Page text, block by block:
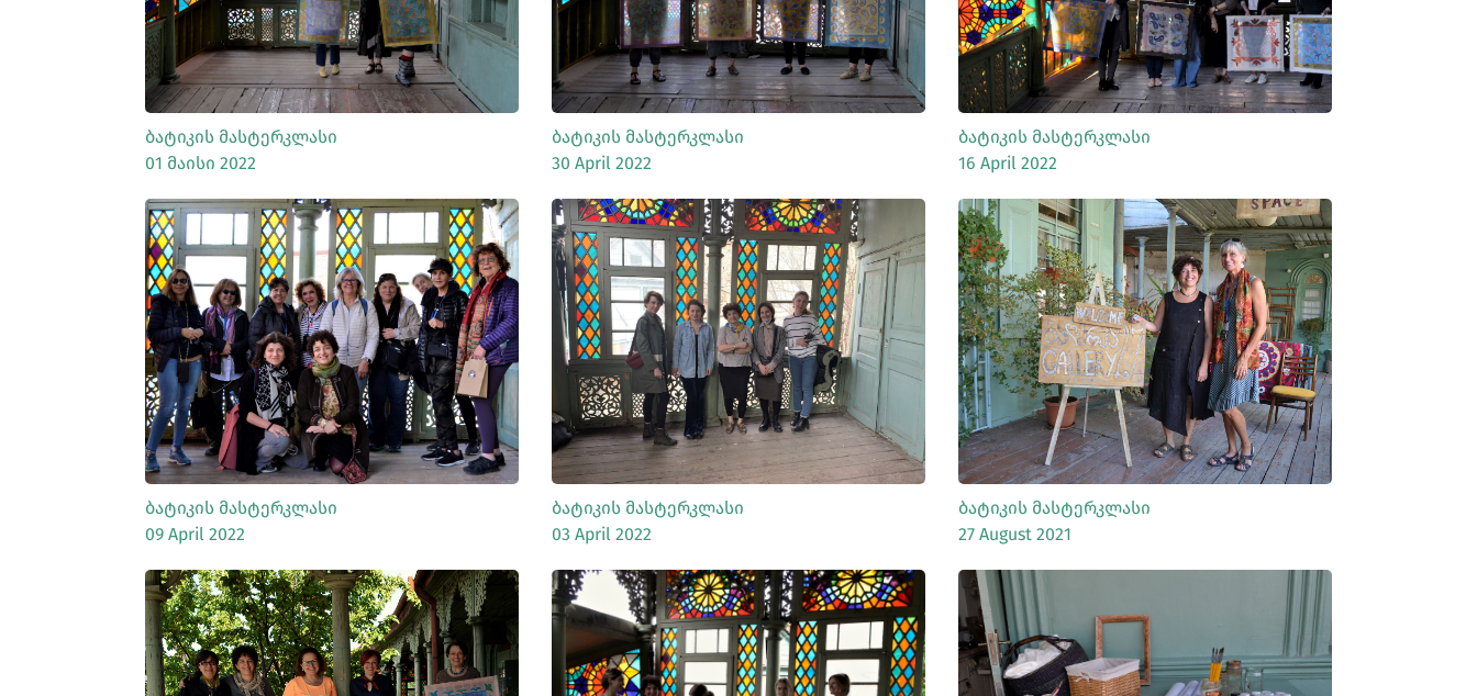
Ბატიკის Მასტერკლასი
01 Მაისი 2022
Ბატიკის Მასტერკლასი
30 April 2022
Ბატიკის Მასტერკლასი
16 April 2022
ᲡᲠᲣᲚᲐᲓ ᲜᲐᲮᲕᲐ
Ბატიკის Მასტერკლასი
09 April 2022
ᲡᲠᲣᲚᲐᲓ ᲜᲐᲮᲕᲐ
Ბატიკის Მასტერკლასი
03 April 2022
ᲡᲠᲣᲚᲐᲓ ᲜᲐᲮᲕᲐ
Ბატიკის Მასტერკლასი
27 August 2021